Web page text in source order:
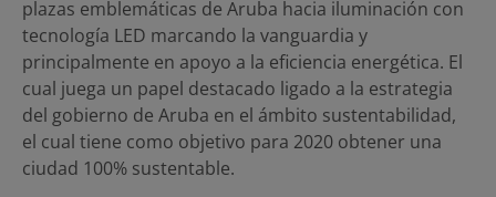
plazas emblemáticas de Aruba hacia iluminación con
tecnología LED marcando la vanguardia y
principalmente en apoyo a la eficiencia energética. El
cual juega un papel destacado ligado a la estrategia
del gobierno de Aruba en el ámbito sustentabilidad,
el cual tiene como objetivo para 2020 obtener una
ciudad 100% sustentable.